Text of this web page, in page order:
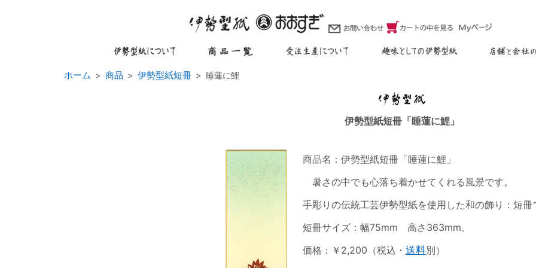
ホーム 商品 伊勢型紙短冊 睡蓮に鯉
伊勢型紙短冊「睡蓮に鯉」
商品名：伊勢型紙短冊「睡蓮に鯉」
暑さの中でも心落ち着かせてくれる風景です。
手彫りの伝統工芸伊勢型紙を使用した和の飾り：短冊
短冊サイズ：幅75mm 高さ363mm。
価格：￥2,200（税込・ 送料別）